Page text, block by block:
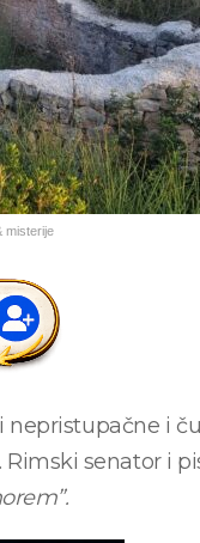
misterije
nepristupačne i
senator i